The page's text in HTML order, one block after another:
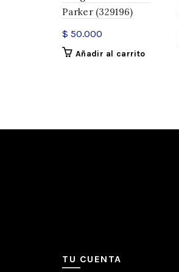
Parker (329196)
$ 50.000
Añadir al carrito
TU CUENTA